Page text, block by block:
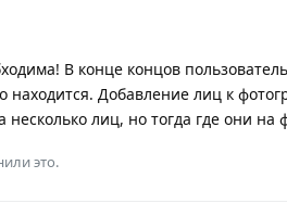
В конце концов
Добавление лиц к
несколько лиц, но тогда где они
это.